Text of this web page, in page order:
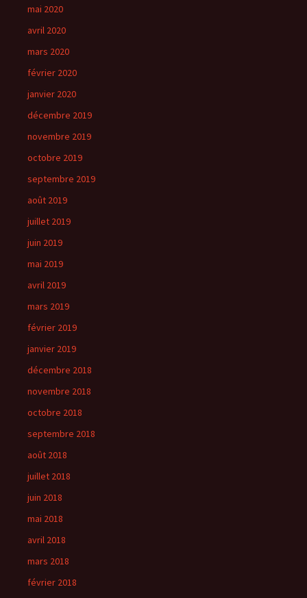
mai 2020
avril 2020
mars 2020
février 2020
janvier 2020
décembre 2019
novembre 2019
octobre 2019
septembre 2019
août 2019
juillet 2019
juin 2019
mai 2019
avril 2019
mars 2019
février 2019
janvier 2019
décembre 2018
novembre 2018
octobre 2018
septembre 2018
août 2018
juillet 2018
juin 2018
mai 2018
avril 2018
mars 2018
février 2018